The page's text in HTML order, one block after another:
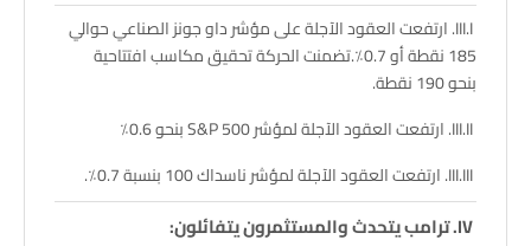
ارتفعت العقود الآجلة على مؤشر داو جونز الصناعي حوالي
185 نقطة أو 0.7٪.تضمنت الحركة تحقيق مكاسب افتتاحية
بنحو 190 نقطة.
ارتفعت العقود الآجلة لمؤشر S&P 500 بنحو 0.6٪
ارتفعت العقود الآجلة لمؤشر ناسداك 100 بنسبة 0.7٪.
ترامب يتحدث والمستثمرون يتفائلون: